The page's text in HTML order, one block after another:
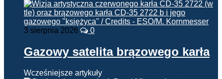
3 sierpnia 2026 0
Gazowy satelita brązowego karła
Wcześniejsze artykuły